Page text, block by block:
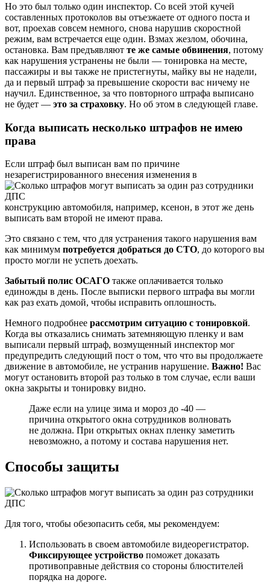
Но это был только один инспектор. Со всей этой кучей
составленных протоколов вы отъезжаете от одного поста и
вот, проехав совсем немного, снова нарушив скоростной
режим, вам встречается еще один. Взмах жезлом, обочина,
остановка. Вам предъявляют те же самые обвинения, потому
как нарушения устранены не были — тонировка на месте,
пассажиры и вы также не пристегнуты, майку вы не надели,
да и первый штраф за превышение скорости вас ничему не
научил. Единственное, за что повторного штрафа выписано
не будет — это за страховку. Но об этом в следующей главе.
Когда выписать несколько штрафов не имею
права
Если штраф был выписан вам по причине
незарегистрированного внесения изменения в
конструкцию автомобиля, например, ксенон, в этот же день
выписать вам второй не имеют права.
Это связано с тем, что для устранения такого нарушения вам
как минимум потребуется добраться до СТО, до которого вы
просто могли не успеть доехать.
Забытый полис ОСАГО также оплачивается только
единожды в день. После выписки первого штрафа вы могли
как раз ехать домой, чтобы исправить оплошность.
Немного подробнее рассмотрим ситуацию с тонировкой.
Когда вы отказались снимать затемняющую пленку и вам
выписали первый штраф, возмущенный инспектор мог
предупредить следующий пост о том, что что вы продолжаете
движение в автомобиле, не устранив нарушение. Важно! Вас
могут остановить второй раз только в том случае, если ваши
окна закрыты и тонировку видно.
Даже если на улице зима и мороз до -40 —
причина открытого окна сотрудников волновать
не должна. При открытых окнах пленку заметить
невозможно, а потому и состава нарушения нет.
Способы защиты
Для того, чтобы обезопасить себя, мы рекомендуем:
Использовать в своем автомобиле видеорегистратор.
Фиксирующее устройство поможет доказать
противоправные действия со стороны блюстителей
порядка на дороге.